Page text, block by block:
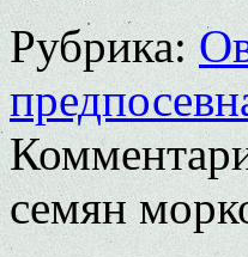
Рубрика:
семян